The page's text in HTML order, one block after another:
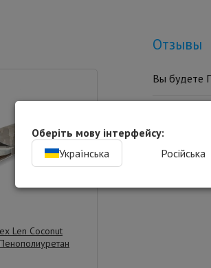
Len Coconut
Отзывы
Вы будете
Оберіть мову інтерфейсу:
Українська
Російська